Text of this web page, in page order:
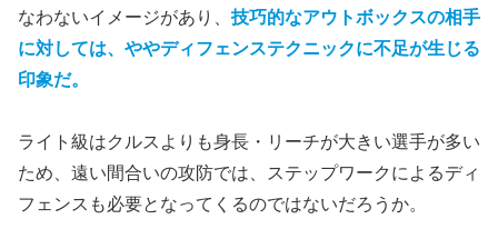
なわないイメージがあり、 技巧的なアウトボックスの相手
に対しては、ややディフェンステクニックに不足が生じる
印象だ。
ライト級はクルスよりも身長・リーチが大きい選手が多い
ため、遠い間合いの攻防では、ステップワークによるディ
フェンスも必要となってくるのではないだろうか。